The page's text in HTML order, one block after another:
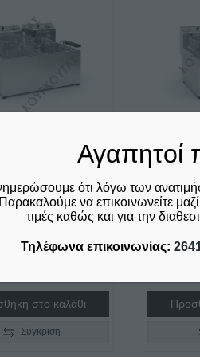
7LT Φ1003
στο καλάθι
Σύγκριση
ΔΙΠΛΗ
380
δεν
Αγαπητοί
ότι λόγω των
να επικοινωνείτε
τιμές καθώς και για την
Τηλέφωνα επικοινωνίας: